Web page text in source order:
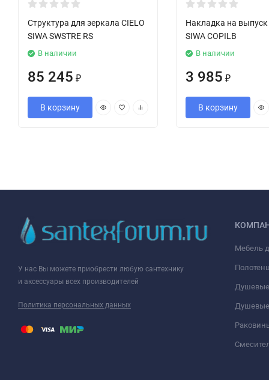
Структура для зеркала CIELO
SIWA SWSTRE RS
В наличии
85 245 ₽
В корзину
Накладка на выпуск
SIWA COPILB
В наличии
3 985 ₽
В корзину
У нас Вы можете приобрести любую сантехнику
и аксессуары всех производителей
Политика персональных данных
Мебель